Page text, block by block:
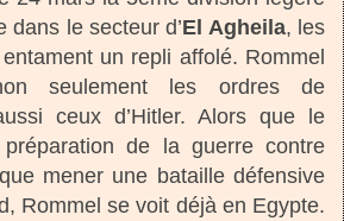
dans le secteur d’El Agheila, les
un repli affolé. Rommel
seulement les ordres de
ceux d’Hitler. Alors que le
de la guerre contre
que mener une bataille défensive
Rommel se voit déjà en Egypte.